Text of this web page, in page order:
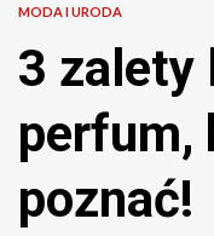
MODA I URODA
3 zalety
perfum,
poznać!